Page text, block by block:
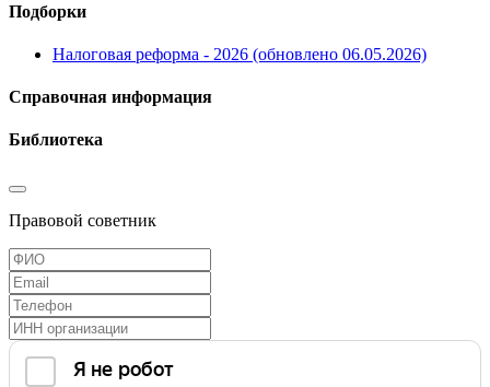
Подборки
Налоговая реформа - 2026 (обновлено 06.05.2026)
Справочная информация
Библиотека
Правовой советник